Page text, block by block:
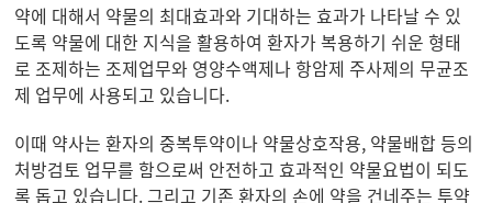
약에 대해서 약물의 최대효과와 기대하는 효과가 나타날 수 있
도록 약물에 대한 지식을 활용하여 환자가 복용하기 쉬운 형태
로 조제하는 조제업무와 영양수액제나 항암제 주사제의 무균조
제 업무에 사용되고 있습니다.
이때 약사는 환자의 중복투약이나 약물상호작용, 약물배합 등의
처방검토 업무를 함으로써 안전하고 효과적인 약물요법이 되도
록 돕고 있습니다. 그리고 기존 환자의 손에 약을 건네주는 투약